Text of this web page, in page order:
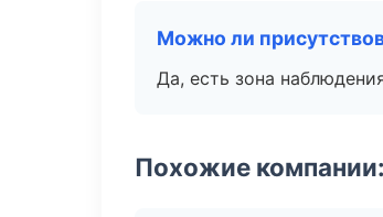
Можно ли
Да, есть зона
Похожие